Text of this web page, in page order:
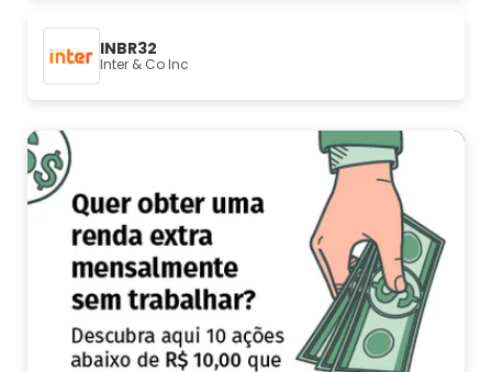
INBR32
Inter & Co Inc